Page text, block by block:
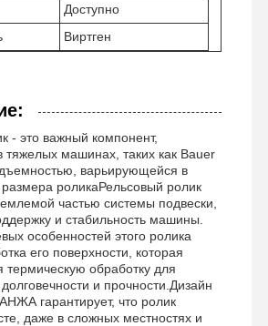
Запрос
Доступно
Виртген
- это важный компонент,
тяжелых машинах, таких как Bauer
варьирующейся в
размера роликаРельсовый ролик
частью системы подвески,
и стабильность машины.
особенностей этого ролика
его поверхности, которая
термическую обработку для
и прочности.Дизайн
гарантирует, что ролик
даже в сложных местностях и